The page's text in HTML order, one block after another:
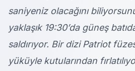
saniyeniz olacağını
yaklaşık 19:30’da güneş
saldırıyor. Bir dizi Patriot
yüküyle kutularından